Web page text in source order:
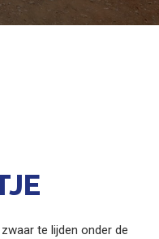
te lijden onder de